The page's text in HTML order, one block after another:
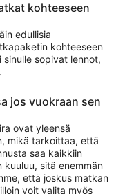
kohteeseen
edullisia
kohteeseen
sopivat lennot,
jos vuokraan sen
ovat yleensä
mikä tarkoittaa, että
saa kaikkiin
sitä enemmän
että joskus matkan
voit valita myös